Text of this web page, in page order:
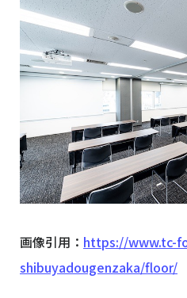
画像引用： https://www.tc-
shibuyadougenzaka/floor/